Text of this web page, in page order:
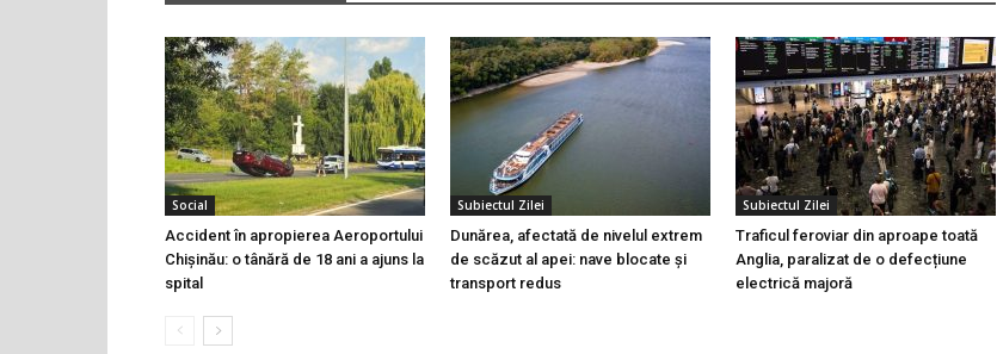
Social
Accident în apropierea Aeroportului
Chișinău: o tânără de 18 ani a ajuns la
spital
Subiectul Zilei
Dunărea, afectată de nivelul extrem
de scăzut al apei: nave blocate și
transport redus
Subiectul Zilei
Traficul feroviar din aproape toată
Anglia, paralizat de o defecțiune
electrică majoră